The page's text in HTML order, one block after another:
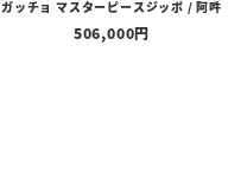
ガッチョ マスターピースジッポ / 阿吽
506,000